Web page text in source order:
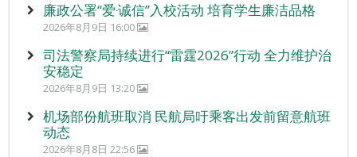
廉政公署“爱‧诚信”入校活动 培育学生廉洁品格
2026年8月9日 16:00
司法警察局持续进行“雷霆2026”行动 全力维护治
安稳定
2026年8月9日 13:20
机场部份航班取消 民航局吁乘客出发前留意航班
动态
2026年8月8日 22:56